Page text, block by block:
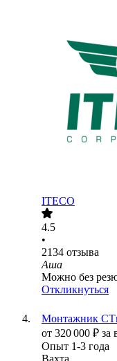
ITECO
4.5
•
2134 отзыва
Аша
Можно без
Откликнуться
Монтажник
от 320 000 ₽ за
Опыт 1-3 года